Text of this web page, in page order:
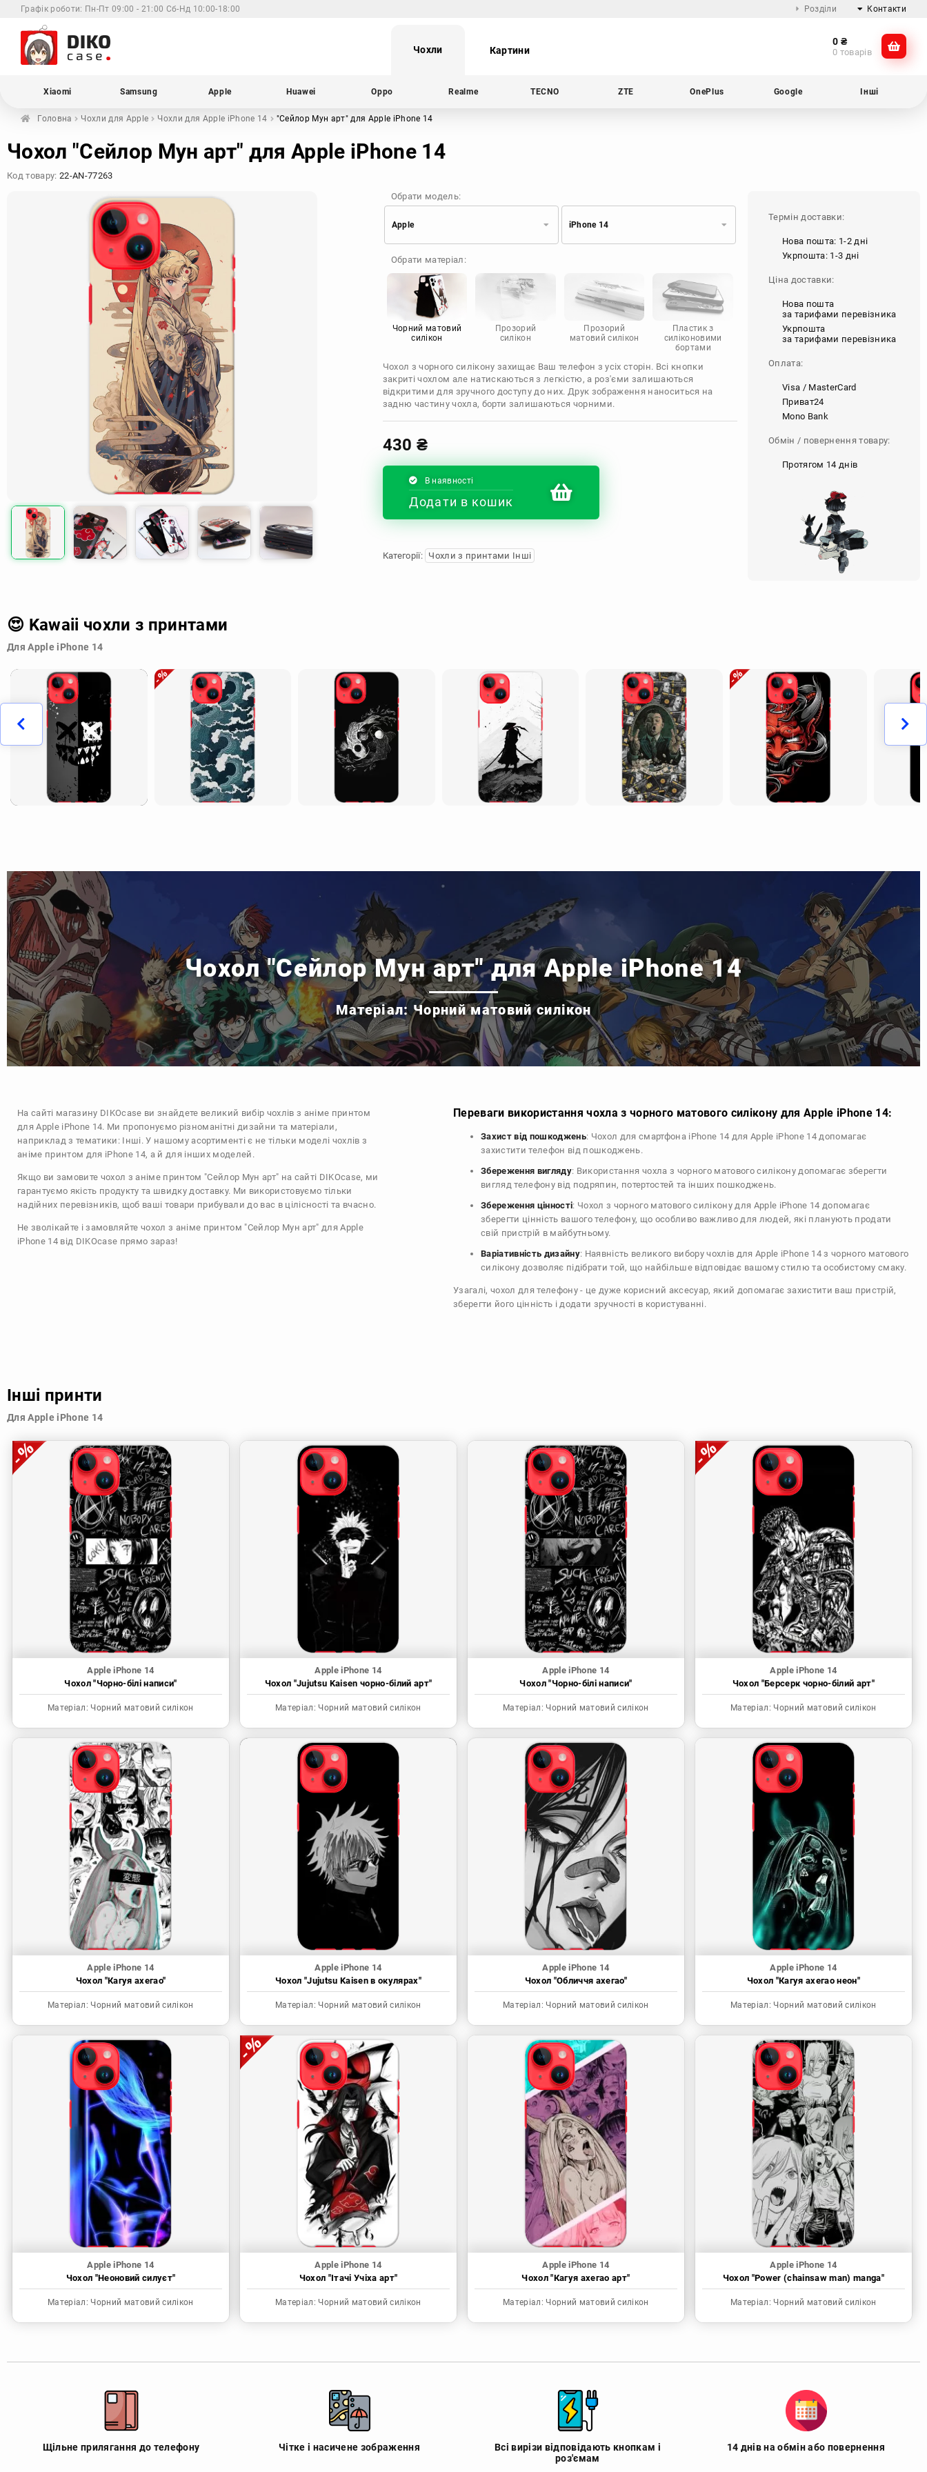
Графік роботи: Пн-Пт 09:00 - 21:00 Сб-Нд 10:00-18:00 Розділи Контакти
@dikocase
Чохли Картини
0 ₴
0 товарів
Xiaomi Samsung Apple Huawei Oppo Realme TECNO ZTE OnePlus Google Інші
Головна Чохли для Apple Чохли для Apple iPhone 14 "Сейлор Мун арт" для Apple iPhone 14
Чохол "Сейлор Мун арт" для Apple iPhone 14
Код товару: 22-AN-77263
Обрати модель:
Apple
Samsung
Apple
Oppo
Realme
OnePlus
Google
Doogee
Motorola
iPhone 14
Обрати матеріал:
Чорний матовий
силікон
Прозорий
силікон
Прозорий
матовий силікон
Пластик з
силіконовими
бортами
Чохол з чорного силікону захищає Ваш телефон з усіх сторін. Всі кнопки
закриті чохлом але натискаються з легкістю, а роз'єми залишаються
відкритими для зручного доступу до них. Друк зображення наноситься на
задню частину чохла, борти залишаються чорними.
430 ₴
В наявності
Додати в кошик
Категорії: Чохли з принтами Інші
Термін доставки:
Нова пошта: 1-2 дні
Укрпошта: 1-3 дні
Ціна доставки:
Нова пошта
за тарифами перевізника
Укрпошта
за тарифами перевізника
Оплата:
Visa / MasterCard
Приват24
Mono Bank
Обмін / повернення товару:
Протягом 14 днів
😍 Kawaii чохли з принтами
Для Apple iPhone 14
Чохол "Сейлор Мун арт" для Apple iPhone 14
Матеріал: Чорний матовий силікон
На сайті магазину DIKOcase ви знайдете великий вибір чохлів з аніме принтом
для Apple iPhone 14. Ми пропонуємо різноманітні дизайни та матеріали,
наприклад з тематики: Інші. У нашому асортименті є не тільки моделі чохлів з
аніме принтом для iPhone 14, а й для інших моделей.
Якщо ви замовите чохол з аніме принтом "Сейлор Мун арт" на сайті DIKOcase, ми
гарантуємо якість продукту та швидку доставку. Ми використовуємо тільки
надійних перевізників, щоб ваші товари прибували до вас в цілісності та вчасно.
Не зволікайте і замовляйте чохол з аніме принтом "Сейлор Мун арт" для Apple
iPhone 14 від DIKOcase прямо зараз!
Переваги використання чохла з чорного матового силікону для Apple iPhone 14:
Захист від пошкоджень: Чохол для смартфона iPhone 14 для Apple iPhone 14 допомагає
захистити телефон від пошкоджень.
Збереження вигляду: Використання чохла з чорного матового силікону допомагає зберегти
вигляд телефону від подряпин, потертостей та інших пошкоджень.
Збереження цінності: Чохол з чорного матового силікону для Apple iPhone 14 допомагає
зберегти цінність вашого телефону, що особливо важливо для людей, які планують продати
свій пристрій в майбутньому.
Варіативність дизайну: Наявність великого вибору чохлів для Apple iPhone 14 з чорного матового
силікону дозволяє підібрати той, що найбільше відповідає вашому стилю та особистому смаку.
Узагалі, чохол для телефону - це дуже корисний аксесуар, який допомагає захистити ваш пристрій,
зберегти його цінність і додати зручності в користуванні.
Інші принти
Для Apple iPhone 14
Apple iPhone 14
Чохол "Чорно-білі написи"
Матеріал: Чорний матовий силікон
Apple iPhone 14
Чохол "Jujutsu Kaisen чорно-білий арт"
Матеріал: Чорний матовий силікон
Apple iPhone 14
Чохол "Чорно-білі написи"
Матеріал: Чорний матовий силікон
Apple iPhone 14
Чохол "Берсерк чорно-білий арт"
Матеріал: Чорний матовий силікон
Apple iPhone 14
Чохол "Кагуя ахегао"
Матеріал: Чорний матовий силікон
Apple iPhone 14
Чохол "Jujutsu Kaisen в окулярах"
Матеріал: Чорний матовий силікон
Apple iPhone 14
Чохол "Обличчя ахегао"
Матеріал: Чорний матовий силікон
Apple iPhone 14
Чохол "Кагуя ахегао неон"
Матеріал: Чорний матовий силікон
Apple iPhone 14
Чохол "Неоновий силуєт"
Матеріал: Чорний матовий силікон
Apple iPhone 14
Чохол "Ітачі Учіха арт"
Матеріал: Чорний матовий силікон
Apple iPhone 14
Чохол "Кагуя ахегао арт"
Матеріал: Чорний матовий силікон
Apple iPhone 14
Чохол "Power (chainsaw man) manga"
Матеріал: Чорний матовий силікон
Щільне прилягання до телефону Чітке і насичене зображення
Всі вирізи відповідають кнопкам і
роз'ємам
14 днів на обмін або повернення